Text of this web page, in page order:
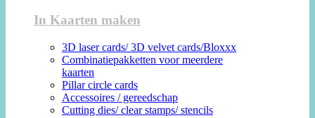
In Kaarten maken
3D laser cards/ 3D velvet cards/Bloxxx
Combinatiepakketten voor meerdere
kaarten
Pillar circle cards
Accessoires / gereedschap
Cutting dies/ clear stamps/ stencils